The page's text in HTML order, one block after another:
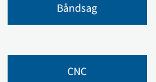
Båndsag
CNC